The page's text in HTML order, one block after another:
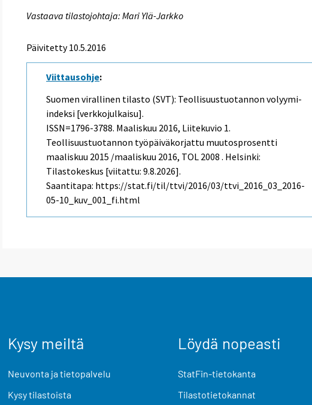
Vastaava tilastojohtaja: Mari Ylä-Jarkko
Päivitetty 10.5.2016
Viittausohje:
Suomen virallinen tilasto (SVT): Teollisuustuotannon volyymi-
indeksi [verkkojulkaisu].
ISSN=1796-3788. Maaliskuu 2016, Liitekuvio 1.
Teollisuustuotannon työpäiväkorjattu muutosprosentti
maaliskuu 2015 /maaliskuu 2016, TOL 2008 . Helsinki:
Tilastokeskus [viitattu: 9.8.2026].
Saantitapa: https://stat.fi/til/ttvi/2016/03/ttvi_2016_03_2016-
05-10_kuv_001_fi.html
Kysy meiltä
Neuvonta ja tietopalvelu
Kysy tilastoista
Löydä nopeasti
StatFin-tietokanta
Tilastotietokannat